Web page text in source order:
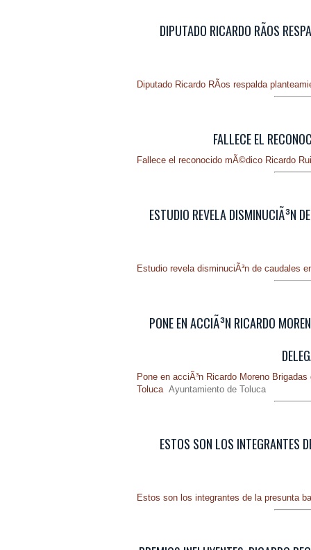
DIPUTADO RICARDO RÃ­OS
Diputado Ricardo RÃ­os respalda
FALLECE EL
Fallece el reconocido mÃ©dico Ricardo
ESTUDIO REVELA DISMINUCIÃ³N
Estudio revela disminuciÃ³n de caudales
PONE EN ACCIÃ³N RICARDO
Pone en acciÃ³n Ricardo Moreno
Toluca Ayuntamiento de Toluca
ESTOS SON LOS INTEGRANTES
Estos son los integrantes de la presunta